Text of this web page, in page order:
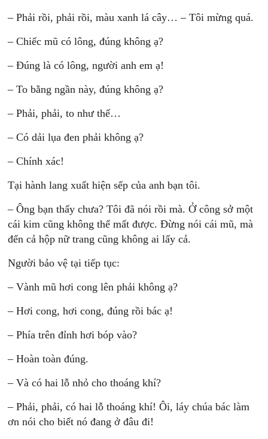
– Phải rồi, phải rồi, màu xanh lá cây… – Tôi mừng quá.
– Chiếc mũ có lông, đúng không ạ?
– Đúng là có lông, người anh em ạ!
– To bằng ngần này, đúng không ạ?
– Phải, phải, to như thế…
– Có dải lụa đen phải không ạ?
– Chính xác!
Tại hành lang xuất hiện sếp của anh bạn tôi.
– Ông bạn thấy chưa? Tôi đã nói rồi mà. Ở công sở một
cái kim cũng không thể mất được. Đừng nói cái mũ, mà
đến cả hộp nữ trang cũng không ai lấy cả.
Người bảo vệ tại tiếp tục:
– Vành mũ hơi cong lên phải không ạ?
– Hơi cong, hơi cong, đúng rồi bác ạ!
– Phía trên đỉnh hơi bóp vào?
– Hoàn toàn đúng.
– Và có hai lỗ nhỏ cho thoáng khí?
– Phải, phải, có hai lỗ thoáng khí! Ôi, láy chúa bác làm
ơn nói cho biết nó đang ở đâu đi!